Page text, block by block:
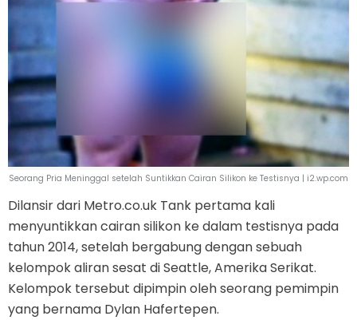
Seorang Pria Meninggal setelah Suntikkan Cairan Silikon ke Testisnya | i2.wp.com
Dilansir dari Metro.co.uk Tank pertama kali
menyuntikkan cairan silikon ke dalam testisnya pada
tahun 2014, setelah bergabung dengan sebuah
kelompok aliran sesat di Seattle, Amerika Serikat.
Kelompok tersebut dipimpin oleh seorang pemimpin
yang bernama Dylan Hafertepen.